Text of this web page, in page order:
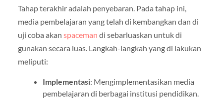
Tahap terakhir adalah penyebaran. Pada tahap ini,
media pembelajaran yang telah di kembangkan dan di
uji coba akan spaceman di sebarluaskan untuk di
gunakan secara luas. Langkah-langkah yang di lakukan
meliputi:
Implementasi: Mengimplementasikan media
pembelajaran di berbagai institusi pendidikan.